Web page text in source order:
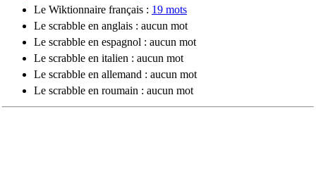
Le Wiktionnaire français : 19 mots
Le scrabble en anglais : aucun mot
Le scrabble en espagnol : aucun mot
Le scrabble en italien : aucun mot
Le scrabble en allemand : aucun mot
Le scrabble en roumain : aucun mot